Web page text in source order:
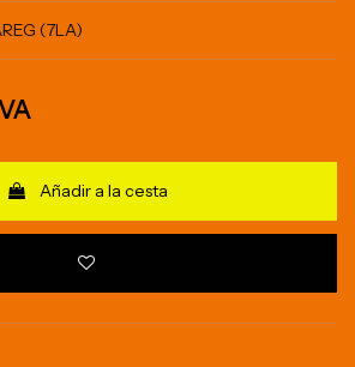
(7LA)
Añadir a la cesta